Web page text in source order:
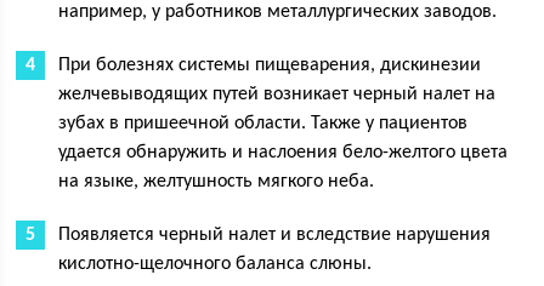
например, у работников металлургических заводов.
При болезнях системы пищеварения, дискинезии
желчевыводящих путей возникает черный налет на
зубах в пришеечной области. Также у пациентов
удается обнаружить и наслоения бело-желтого цвета
на языке, желтушность мягкого неба.
Появляется черный налет и вследствие нарушения
кислотно-щелочного баланса слюны.